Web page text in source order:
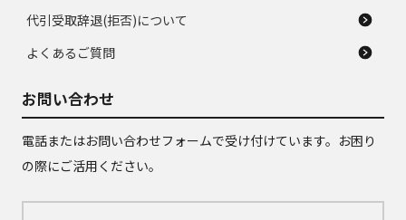
代引受取辞退(拒否)について
よくあるご質問
お問い合わせ
電話またはお問い合わせフォームで受け付けています。お困り
の際にご活用ください。